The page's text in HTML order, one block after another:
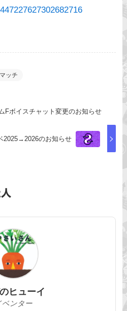
ッチ
Fボイスチャット変更のお知らせ
2025→2026のお知らせ
ヒューイ
ベンター